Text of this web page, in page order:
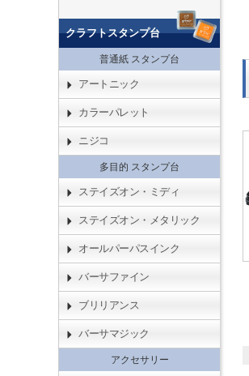
クラフトスタンプ台
普通紙 スタンプ台
アートニック
カラーパレット
ニジコ
多目的 スタンプ台
ステイズオン・ミディ
ステイズオン・メタリック
オールパーパスインク
バーサファイン
ブリリアンス
バーサマジック
アクセサリー